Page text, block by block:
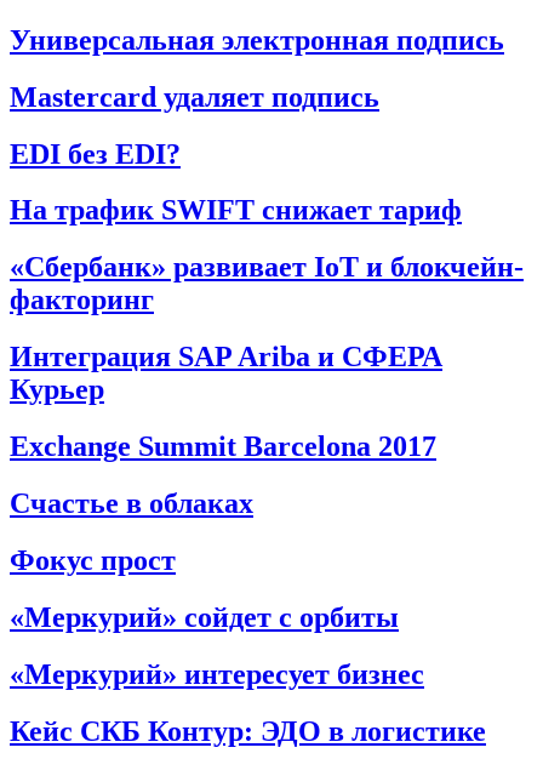
Универсальная электронная подпись
Mastercard удаляет подпись
EDI без EDI?
На трафик SWIFT снижает тариф
«Сбербанк» развивает IoT и блокчейн-
факторинг
Интеграция SAP Ariba и СФЕРА
Курьер
Exchange Summit Barcelona 2017
Счастье в облаках
Фокус прост
«Меркурий» сойдет с орбиты
«Меркурий» интересует бизнес
Кейс СКБ Контур: ЭДО в логистике